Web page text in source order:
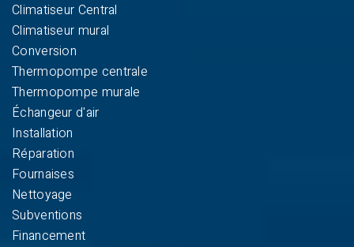
Climatiseur Central
Climatiseur mural
Conversion
Thermopompe centrale
Thermopompe murale
Échangeur d'air
Installation
Réparation
Fournaises
Nettoyage
Subventions
Financement